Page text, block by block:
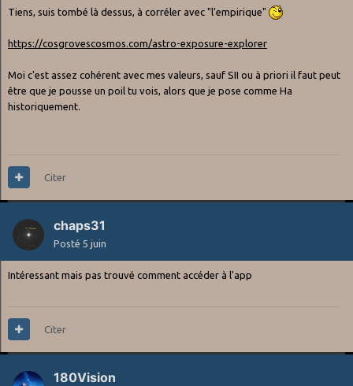
Tiens, suis tombé là dessus, à corréler avec "l'empirique"
https://cosgrovescosmos.com/astro-exposure-explorer
Moi c'est assez cohérent avec mes valeurs, sauf SII ou à priori il faut peut
être que je pousse un poil tu vois, alors que je pose comme Ha
historiquement.
Citer
chaps31
Posté 5 juin
Intéressant mais pas trouvé comment accéder à l'app
Citer
180Vision